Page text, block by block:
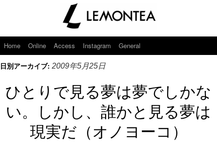
Home Online Access Instagram General
日別アーカイブ: 2009年5月25日
ひとりで見る夢は夢でしかな
い。しかし、誰かと見る夢は
現実だ（オノヨーコ）